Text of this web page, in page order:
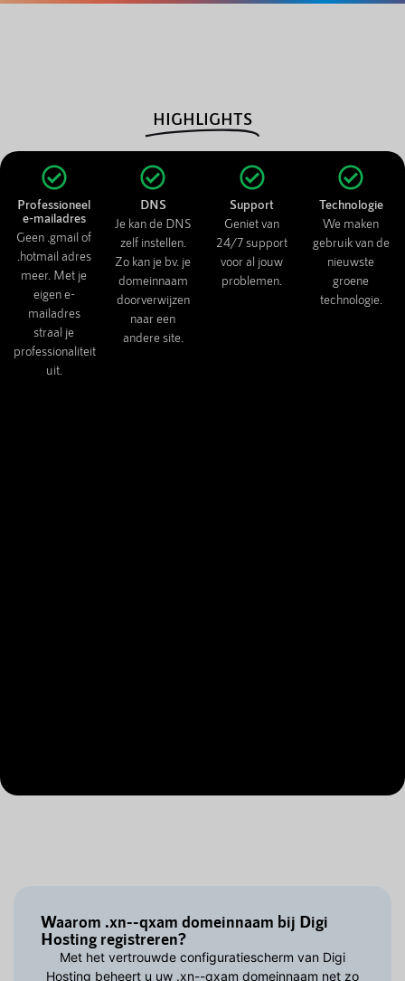
Professioneel
e-mailadres
Geen .gmail of
.hotmail adres
meer. Met je
eigen e-
mailadres
straal je
professionaliteit
uit.
DNS
Je kan de DNS
zelf instellen.
Zo kan je bv. je
domeinnaam
doorverwijzen
naar een
andere site.
Support
Geniet van
24/7 support
voor al jouw
problemen.
Technologie
We maken
gebruik van de
nieuwste
groene
technologie.
HIGHLIGHTS
Waarom .xn--qxam domeinnaam bij Digi
Hosting registreren?
Met het vertrouwde configuratiescherm van Digi
Hosting beheert u uw .xn--qxam domeinnaam net zo